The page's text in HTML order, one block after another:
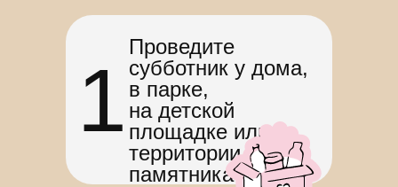
Проведите
субботник у дома,
в парке,
на детской
площадке или
территории
памятника
1